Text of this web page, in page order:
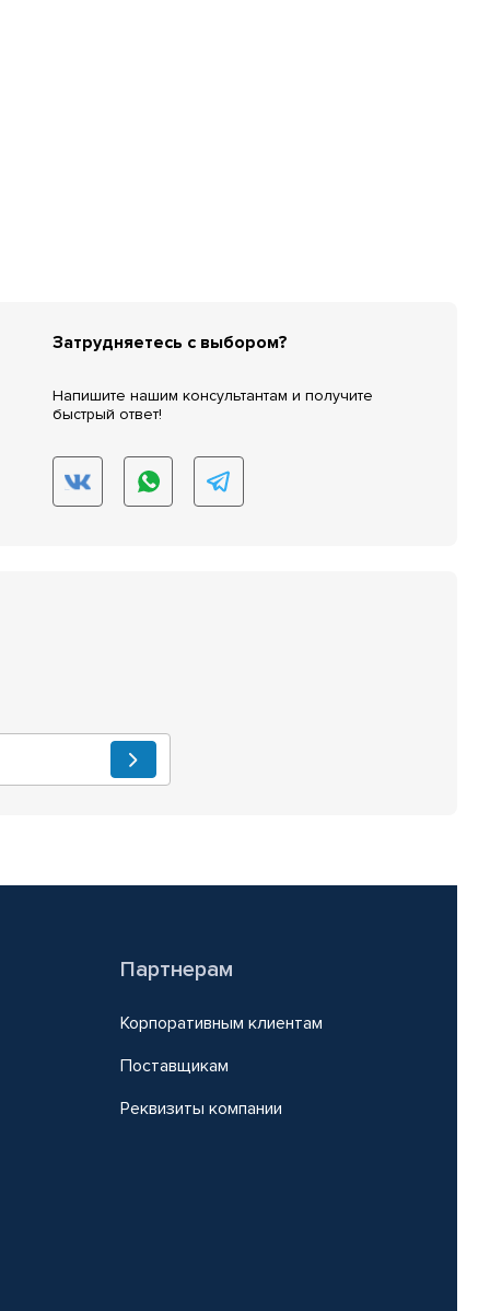
Затрудняетесь с выбором?
Напишите нашим консультантам и получите
быстрый ответ!
Партнерам
Корпоративным клиентам
Поставщикам
Реквизиты компании